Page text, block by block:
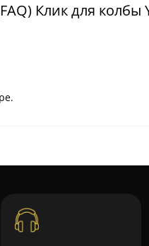
Клик для колбы